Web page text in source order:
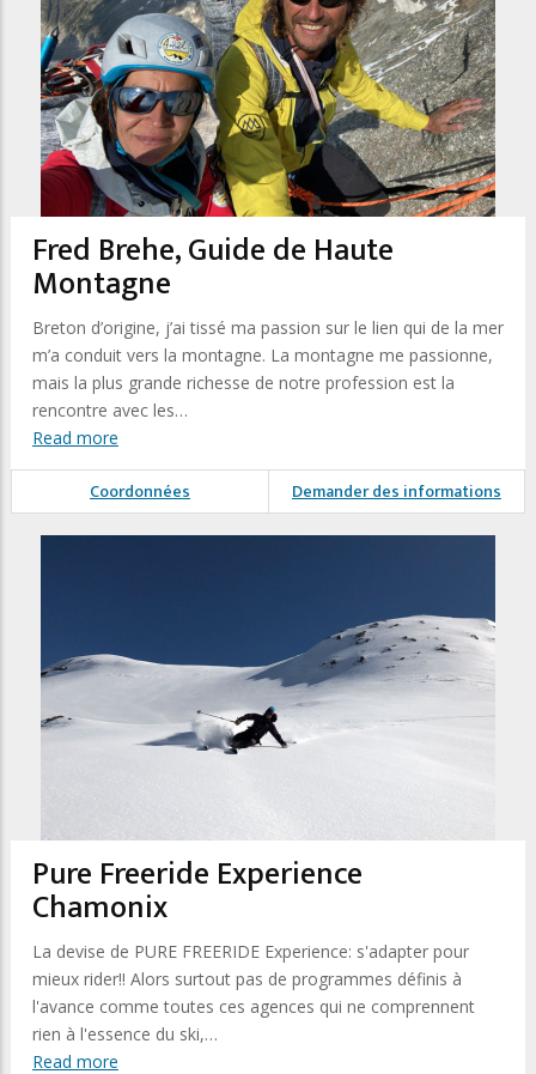
Fred Brehe, Guide de Haute
Montagne
Breton d’origine, j’ai tissé ma passion sur le lien qui de la mer
m’a conduit vers la montagne. La montagne me passionne,
mais la plus grande richesse de notre profession est la
rencontre avec les…
Read more
Coordonnées Demander des informations
Pure Freeride Experience
Chamonix
La devise de PURE FREERIDE Experience: s'adapter pour
mieux rider!! Alors surtout pas de programmes définis à
l'avance comme toutes ces agences qui ne comprennent
rien à l'essence du ski,…
Read more